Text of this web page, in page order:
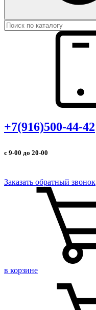
+7(916)500-44-42
с 9-00 до 20-00
Заказать обратный звонок
в корзине